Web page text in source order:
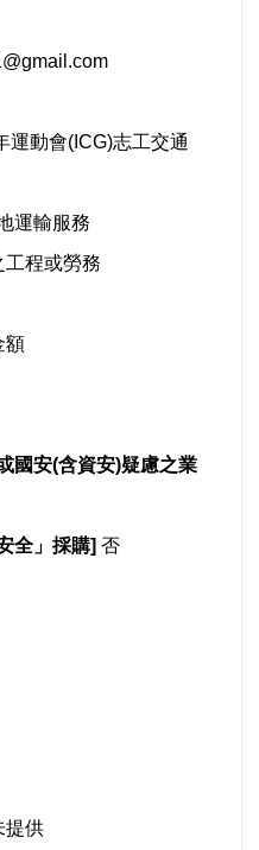
運動會(ICG)志工交通
運輸服務
工程或勞務
額
國安(含資安)疑慮之業
全」採購] 否
提供